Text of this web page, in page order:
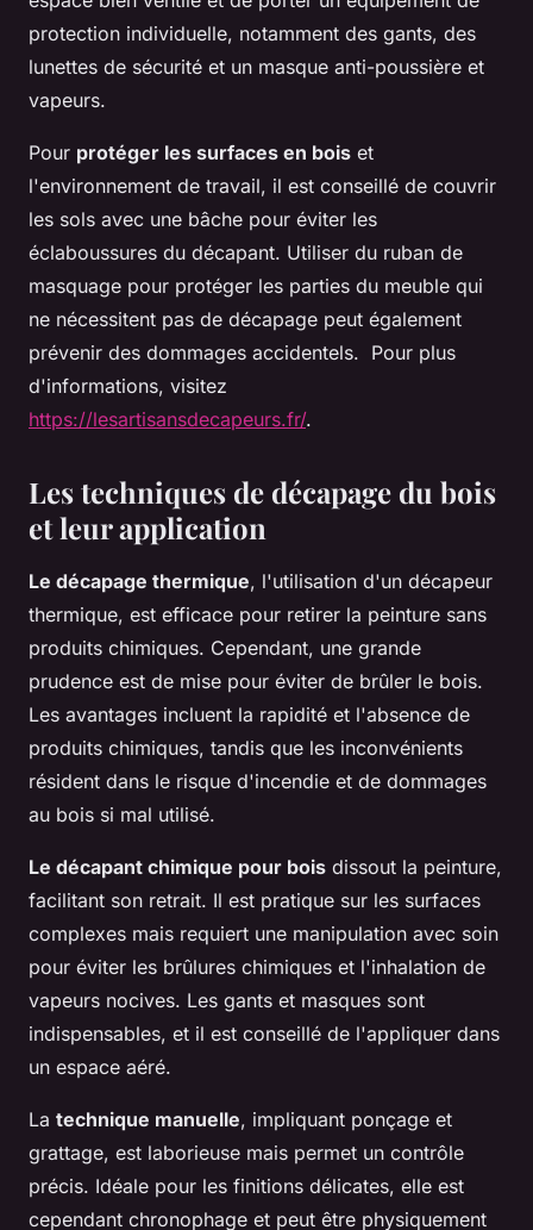
protection individuelle, notamment des gants, des
lunettes de sécurité et un masque anti-poussière et
vapeurs.
Pour protéger les surfaces en bois et
l'environnement de travail, il est conseillé de couvrir
les sols avec une bâche pour éviter les
éclaboussures du décapant. Utiliser du ruban de
masquage pour protéger les parties du meuble qui
ne nécessitent pas de décapage peut également
prévenir des dommages accidentels. Pour plus
d'informations, visitez
https://lesartisansdecapeurs.fr/.
Les techniques de décapage du bois
et leur application
Le décapage thermique, l'utilisation d'un décapeur
thermique, est efficace pour retirer la peinture sans
produits chimiques. Cependant, une grande
prudence est de mise pour éviter de brûler le bois.
Les avantages incluent la rapidité et l'absence de
produits chimiques, tandis que les inconvénients
résident dans le risque d'incendie et de dommages
au bois si mal utilisé.
Le décapant chimique pour bois dissout la peinture,
facilitant son retrait. Il est pratique sur les surfaces
complexes mais requiert une manipulation avec soin
pour éviter les brûlures chimiques et l'inhalation de
vapeurs nocives. Les gants et masques sont
indispensables, et il est conseillé de l'appliquer dans
un espace aéré.
La technique manuelle, impliquant ponçage et
grattage, est laborieuse mais permet un contrôle
précis. Idéale pour les finitions délicates, elle est
cependant chronophage et peut être physiquement